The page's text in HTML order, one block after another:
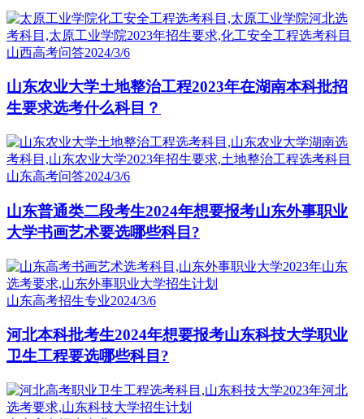
山西高考问答2024/3/6
山东农业大学土地整治工程2023年在湖南本科批招
生要求选考什么科目？
山东高考问答2024/3/6
山东普通类二段考生2024年想要报考山东外事职业
大学书画艺术要选哪些科目?
山东高考招生专业2024/3/6
河北本科批考生2024年想要报考山东科技大学职业
卫生工程要选哪些科目?